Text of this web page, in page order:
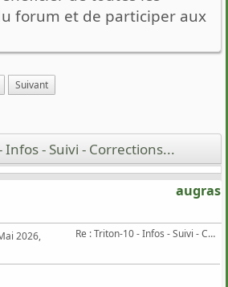
forum et de participer aux
Suivant
Infos - Suivi - Corrections...
augras
Re : Triton-10 - Infos - Suivi - Corrections...
2026,